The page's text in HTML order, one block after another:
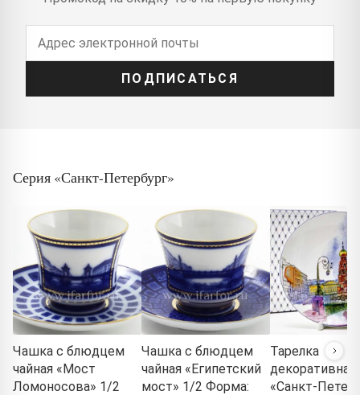
ПОДПИСАТЬСЯ
Серия «Санкт-Петербург»
Чашка с блюдцем
чайная «Мост
Ломоносова» 1/2
Чашка с блюдцем
чайная «Египетский
мост» 1/2 Форма:
Тарелка
декоративная
«Санкт-